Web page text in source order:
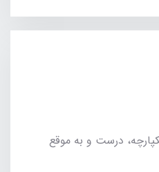
درست و به موقع